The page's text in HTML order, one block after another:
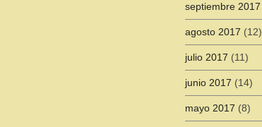
septiembre 2017
agosto 2017 (12)
julio 2017 (11)
junio 2017 (14)
mayo 2017 (8)